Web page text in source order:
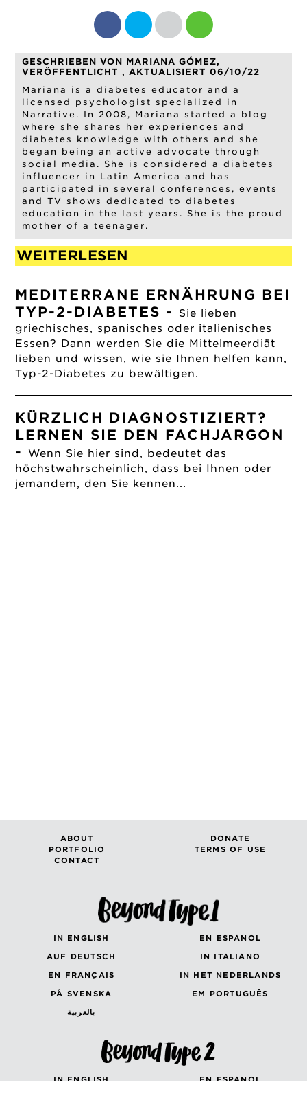
GESCHRIEBEN VON MARIANA GÓMEZ,
VERÖFFENTLICHT , AKTUALISIERT 06/10/22
Mariana is a diabetes educator and a
licensed psychologist specialized in
Narrative. In 2008, Mariana started a blog
where she shares her experiences and
diabetes knowledge with others and she
began being an active advocate through
social media. She is considered a diabetes
influencer in Latin America and has
participated in several conferences, events
and TV shows dedicated to diabetes
education in the last years. She is the proud
mother of a teenager.
WEITERLESEN
MEDITERRANE ERNÄHRUNG BEI
TYP-2-DIABETES -
Sie lieben
griechisches, spanisches oder italienisches
Essen? Dann werden Sie die Mittelmeerdiät
lieben und wissen, wie sie Ihnen helfen kann,
Typ-2-Diabetes zu bewältigen.
KÜRZLICH DIAGNOSTIZIERT?
LERNEN SIE DEN FACHJARGON
-Wenn Sie hier sind, bedeutet das
höchstwahrscheinlich, dass bei Ihnen oder
jemandem, den Sie kennen...
ABOUT
DONATE
PORTFOLIO
TERMS OF USE
CONTACT
IN ENGLISH
EN ESPANOL
AUF DEUTSCH
IN ITALIANO
EN FRANÇAIS
IN HET NEDERLANDS
PÅ SVENSKA
EM PORTUGUÊS
بالعربية
IN ENGLISH EN ESPANOL